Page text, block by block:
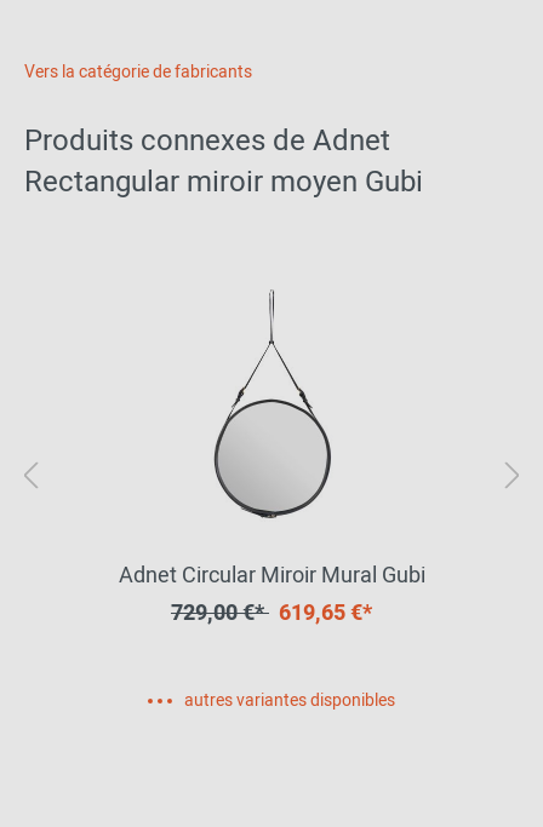
Vers la catégorie de fabricants
Produits connexes de Adnet
Rectangular miroir moyen Gubi
Adnet Circular Miroir Mural Gubi
729,00 €* 619,65 €*
autres variantes disponibles